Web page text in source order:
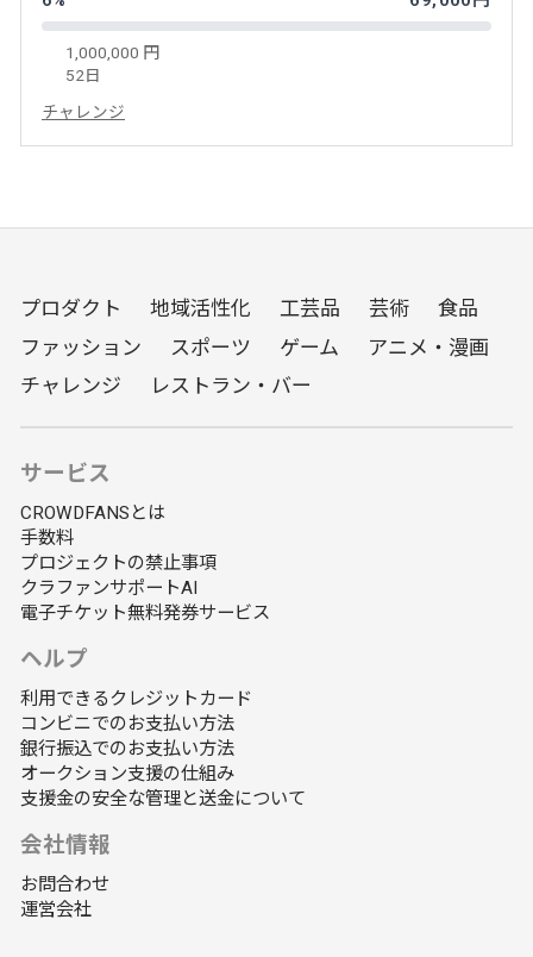
1,000,000 円
52日
チャレンジ
プロダクト 地域活性化 工芸品 芸術
食品
ファッション
スポーツ ゲーム
アニメ・漫画
チャレンジ
レストラン・バー
サービス
CROWDFANSとは
手数料
プロジェクトの禁止事項
クラファンサポートAI
電子チケット無料発券サービス
ヘルプ
利用できるクレジットカード
コンビニでのお支払い方法
銀行振込でのお支払い方法
オークション支援の仕組み
支援金の安全な管理と送金について
会社情報
お問合わせ
運営会社